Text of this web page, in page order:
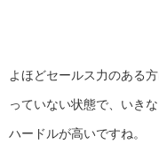
よほどセールス力のある方
っていない状態で、 いき
ハードルが高いですね。